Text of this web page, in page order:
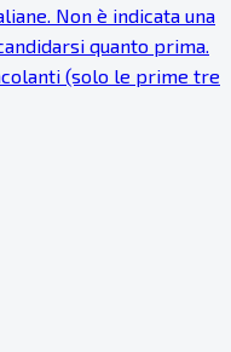
Non è indicata una
quanto prima.
(solo le prime tre